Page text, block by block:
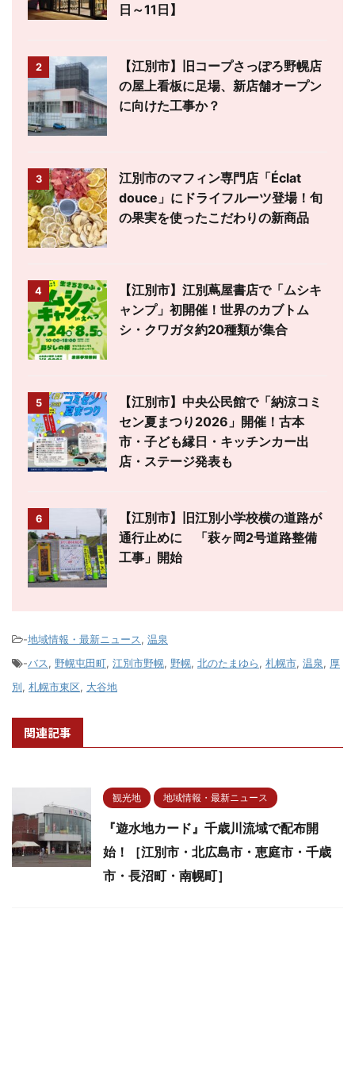
日～11日】
2
【江別市】旧コープさっぽろ野幌店
の屋上看板に足場、新店舗オープン
に向けた工事か？
3
江別市のマフィン専門店「Éclat
douce」にドライフルーツ登場！旬
の果実を使ったこだわりの新商品
4
【江別市】江別蔦屋書店で「ムシキ
ャンプ」初開催！世界のカブトム
シ・クワガタ約20種類が集合
5
【江別市】中央公民館で「納涼コミ
セン夏まつり2026」開催！古本
市・子ども縁日・キッチンカー出
店・ステージ発表も
6
【江別市】旧江別小学校横の道路が
通行止めに 「萩ヶ岡2号道路整備
工事」開始
-地域情報・最新ニュース, 温泉
-バス, 野幌屯田町, 江別市野幌, 野幌, 北のたまゆら, 札幌市, 温泉, 厚
別, 札幌市東区, 大谷地
関連記事
観光地 地域情報・最新ニュース
『遊水地カード』千歳川流域で配布開
始！［江別市・北広島市・恵庭市・千歳
市・長沼町・南幌町］